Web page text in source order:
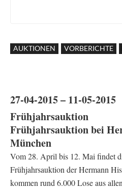
AUKTIONEN VORBERICHTE
27-04-2015 – 11-05-2015
Frühjahrsauktion
Frühjahrsauktion bei
München
Vom 28. April bis 12. Mai findet
Frühjahrsauktion der Hermann
kommen rund 6.000 Lose aus